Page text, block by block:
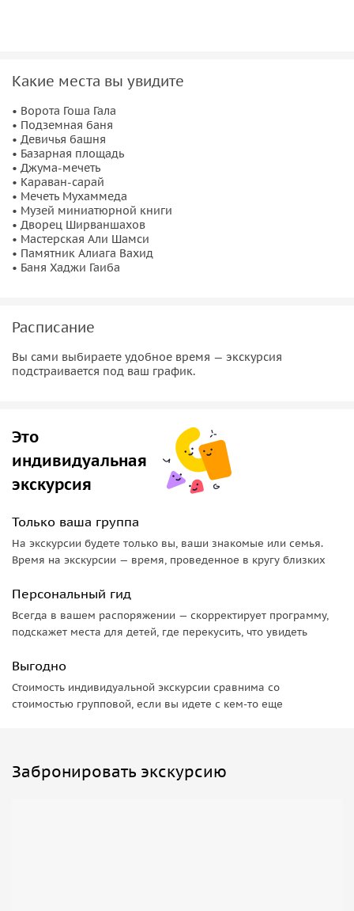
века: мечеть, мавзолей, баня и гробница;
• а такжемастерскую Али Шамси, баню Хаджи Гаиба
другие знаковые уголки Старого города.
Вы погрузитесь в историю, легенды и культуру Баку,
узнаете о традициях банного дела, торговых путях и
архитектурных шедеврах Азербайджана.
Какие места вы увидите
• Ворота Гоша Гала
• Подземная баня
• Девичья башня
• Базарная площадь
• Джума-мечеть
• Караван-сарай
• Мечеть Мухаммеда
• Музей миниатюрной книги
• Дворец Ширваншахов
• Мастерская Али Шамси
• Памятник Алиага Вахид
• Баня Хаджи Гаиба
Расписание
Вы сами выбираете удобное время — экскурсия
подстраивается под ваш график.
Это
индивидуальная
экскурсия
Только ваша группа
На экскурсии будете только вы, ваши знакомые или семья.
Время на экскурсии — время, проведенное в кругу близких
Персональный гид
Всегда в вашем распоряжении — скорректирует программу,
подскажет места для детей, где перекусить, что увидеть
Выгодно
Стоимость индивидуальной экскурсии сравнима со
стоимостью групповой, если вы идете с кем-то еще
Забронировать экскурсию